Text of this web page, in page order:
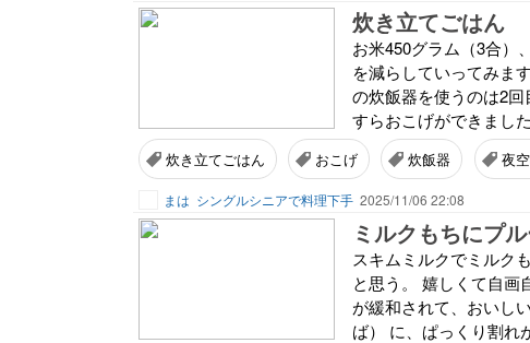
炊き立てごはん
お米450グラム（3合）
を減らしていってみま
の炊飯器を使うのは2
すらおこげができまし
炊き立てごはん おこげ 炊飯器 夜
まは シングルシニアで料理下手 2025/11/06 22:08
ミルクもちにプ
スキムミルクでミルク
と思う。 嬉しくて自画
が緩和されて、おいし
ば） に、ぱっくり割れ